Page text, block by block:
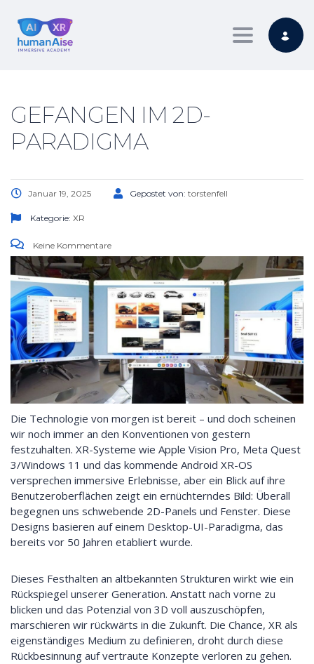
Toggle
GEFANGEN IM 2D-
PARADIGMA
Januar 19, 2025 Gepostet von: torstenfell
Kategorie: XR
Keine Kommentare
Die Technologie von morgen ist bereit – und doch scheinen
wir noch immer an den Konventionen von gestern
festzuhalten. XR-Systeme wie Apple Vision Pro, Meta Quest
3/Windows 11 und das kommende Android XR-OS
versprechen immersive Erlebnisse, aber ein Blick auf ihre
Benutzeroberflächen zeigt ein ernüchterndes Bild: Überall
begegnen uns schwebende 2D-Panels und Fenster. Diese
Designs basieren auf einem Desktop-UI-Paradigma, das
bereits vor 50 Jahren etabliert wurde.
Dieses Festhalten an altbekannten Strukturen wirkt wie ein
Rückspiegel unserer Generation. Anstatt nach vorne zu
blicken und das Potenzial von 3D voll auszuschöpfen,
marschieren wir rückwärts in die Zukunft. Die Chance, XR als
eigenständiges Medium zu definieren, droht durch diese
Rückbesinnung auf vertraute Konzepte verloren zu gehen.